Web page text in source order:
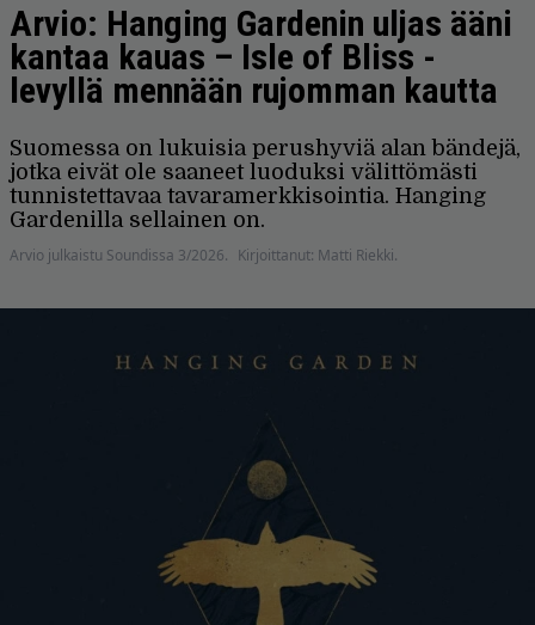
Arvio: Hanging Gardenin uljas ääni
kantaa kauas – Isle of Bliss -
levyllä mennään rujomman kautta
Suomessa on lukuisia perushyviä alan bändejä,
jotka eivät ole saaneet luoduksi välittömästi
tunnistettavaa tavaramerkkisointia. Hanging
Gardenilla sellainen on.
Arvio julkaistu Soundissa 3/2026. Kirjoittanut: Matti Riekki.